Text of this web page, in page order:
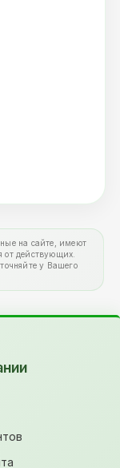
на сайте, имеют
от действующих.
у Вашего